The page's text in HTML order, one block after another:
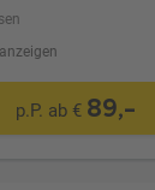
p.P. ab € 89,-